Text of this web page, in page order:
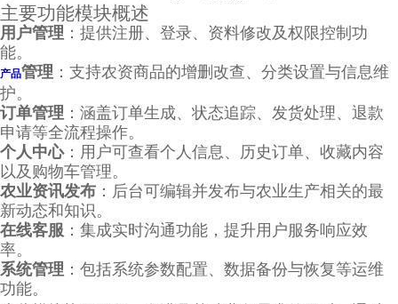
主要功能模块概述
用户管理 ：提供注册、登录、资料修改及权限控制功
能。
产品管理 ：支持农资商品的增删改查、分类设置与信息维
护。
订单管理 ：涵盖订单生成、状态追踪、发货处理、退款
申请等全流程操作。
个人中心：用户可查看个人信息、历史订单、收藏内容
以及购物车管理。
农业资讯发布 ：后台可编辑并发布与农业生产相关的最
新动态和知识。
在线客服 ：集成实时沟通功能，提升用户服务响应效
率。
系统管理 ：包括系统参数配置、数据备份与恢复等运维
功能。